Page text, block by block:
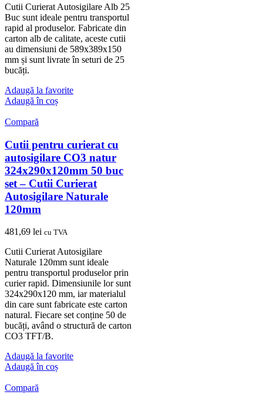
Cutii Curierat Autosigilare Alb 25
Buc sunt ideale pentru transportul
rapid al produselor. Fabricate din
carton alb de calitate, aceste cutii
au dimensiuni de 589x389x150
mm și sunt livrate în seturi de 25
bucăți.
Adaugă la favorite
Adaugă în coș
Compară
Cutii pentru curierat cu
autosigilare CO3 natur
324x290x120mm 50 buc
set – Cutii Curierat
Autosigilare Naturale
120mm
481,69 lei cu TVA
Cutii Curierat Autosigilare
Naturale 120mm sunt ideale
pentru transportul produselor prin
curier rapid. Dimensiunile lor sunt
324x290x120 mm, iar materialul
din care sunt fabricate este carton
natural. Fiecare set conține 50 de
bucăți, având o structură de carton
CO3 TFT/B.
Adaugă la favorite
Adaugă în coș
Compară